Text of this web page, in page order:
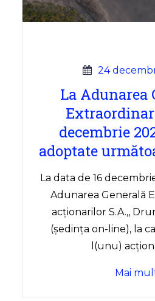
24
La Adunarea
decembrie
adoptate
La data de 16
Adunarea Generală
acționarilor S.A.,,
(ședința on-line), la
l(unu)
Mai